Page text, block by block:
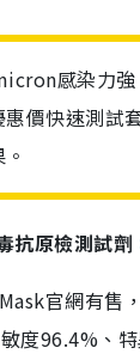
感染力
價快速測試
抗原檢測試劑
官網有售
度96.4%、